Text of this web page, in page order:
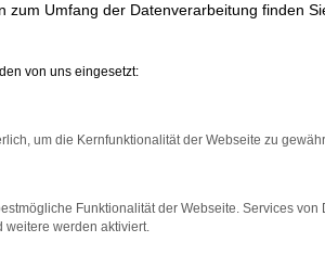
bestimmter Seiten verhindern.
beheben.
zum Umfang der Datenverarbeitung finden
von uns eingesetzt:
um die Kernfunktionalität der Webseite zu
Funktionalität der Webseite. Services
weitere werden aktiviert.